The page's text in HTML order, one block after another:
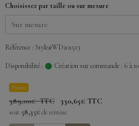
Choisissez par taille ou sur mesure
Référence : Style#WD201513
Disponibilité : Création sur commande : 6 à
Promo
389,00€ TTC 330,65€ TTC
soit 58,35€de remise